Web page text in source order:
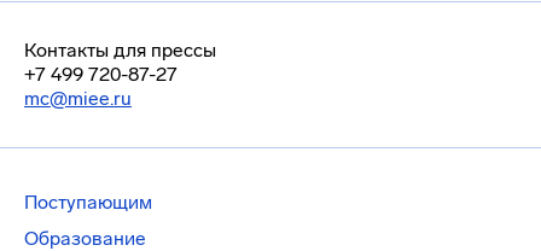
Контакты для прессы
+7 499 720-87-27
mc@miee.ru
Поступающим
Образование